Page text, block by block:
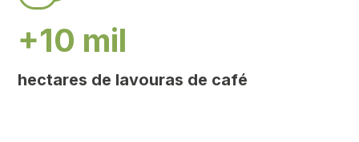
+10 mil
hectares de lavouras de café